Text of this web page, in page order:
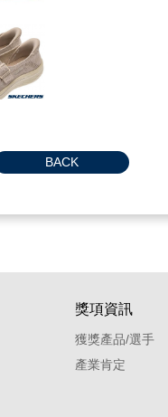
BACK
獎項資訊
獲獎產品/選手
產業肯定